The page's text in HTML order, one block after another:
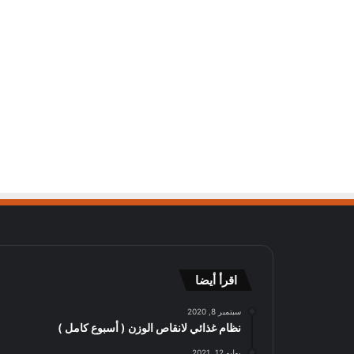
اقرأ أيضا
سبتمبر 8, 2020
نظام غذائي لانقاص الوزن ( أسبوع كامل )